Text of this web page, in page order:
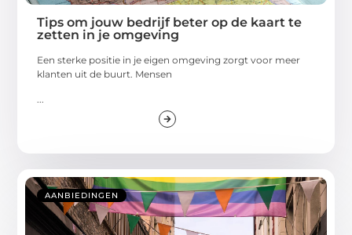
Tips om jouw bedrijf beter op de kaart te
zetten in je omgeving
Een sterke positie in je eigen omgeving zorgt voor meer
klanten uit de buurt. Mensen
...
AANBIEDINGEN